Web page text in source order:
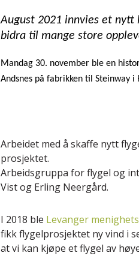
August 2021 innvies et nytt
bidra til mange store
Mandag 30. november ble en
Andsnes på fabrikken til Steinway i
Arbeidet med å skaffe nytt
prosjektet.
Arbeidsgruppa for flygel og
Vist og Erling Neergård.
I 2018 ble Levanger
fikk flygelprosjektet ny vind i
at vi kan kjøpe et flygel av